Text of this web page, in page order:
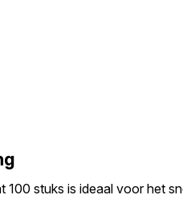
100 stuks is ideaal voor het